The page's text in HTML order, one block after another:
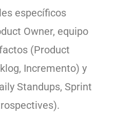
específicos
Owner, equipo
(Product
Incremento) y
Standups, Sprint